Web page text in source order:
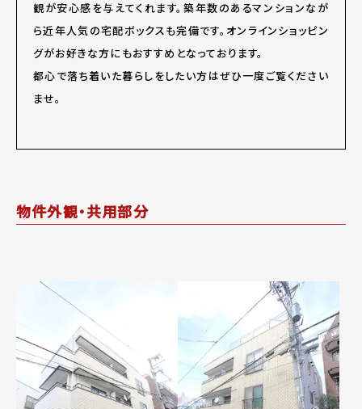
観が安心感を与えてくれます。築年数のあるマンションなが
ら近年人気の宅配ボックスも完備です。オンラインショッピン
グがお好きな方にもおすすめとなっております。
都心で落ち着いた暮らしをしたい方はぜひ一度ご覧ください
ませ。
物件外観・共用部分